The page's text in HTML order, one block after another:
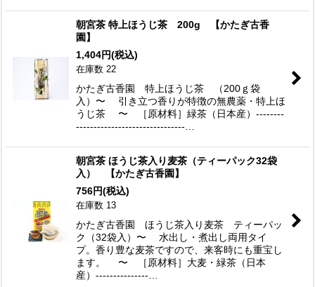
朝宮茶 特上ほうじ茶 200g 【かたぎ古香
園】
1,404円(税込)
在庫数 22
かたぎ古香園 特上ほうじ茶 （200ｇ袋
入）〜 引き立つ香りが特徴の無農薬・特上ほ
うじ茶 〜 ［原材料］緑茶（日本産）--------
-------------------------------…
朝宮茶 ほうじ茶入り麦茶（ティーパック32袋
入） 【かたぎ古香園】
756円(税込)
在庫数 13
かたぎ古香園 ほうじ茶入り麦茶 ティーパッ
ク（32袋入）〜 水出し・煮出し両用タイ
プ。香り豊な麦茶ですので、来客時にも重宝し
ます。 〜 ［原材料］大麦・緑茶（日本
産）---------------…